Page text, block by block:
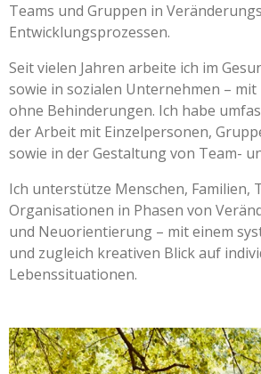
Teams und Gruppen in
Entwicklungsprozessen.
Seit vielen Jahren arbeite ich im
sowie in sozialen Unternehmen –
ohne Behinderungen. Ich habe
der Arbeit mit Einzelpersonen,
sowie in der Gestaltung von Team-
Ich unterstütze Menschen, Familien,
Organisationen in Phasen von
und Neuorientierung – mit einem
und zugleich kreativen Blick auf
Lebenssituationen.